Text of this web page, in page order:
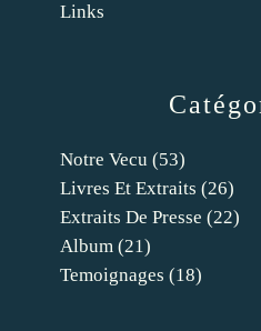
Notre Vecu (53)
Livres Et Extraits (26)
Extraits De Presse (22)
Album (21)
Temoignages (18)
Links